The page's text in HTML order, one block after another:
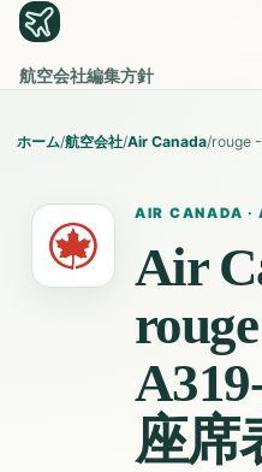
航空会社編集方針
ホーム/航空会社/Air Canada/rouge
AIR CANADA ·
Air
座席